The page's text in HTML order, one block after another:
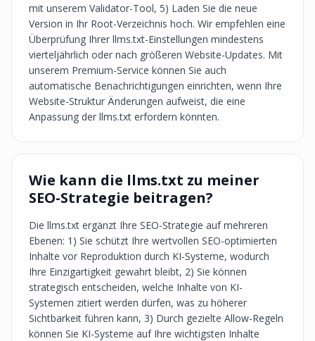
mit unserem Validator-Tool, 5) Laden Sie die neue
Version in Ihr Root-Verzeichnis hoch. Wir empfehlen eine
Überprüfung Ihrer llms.txt-Einstellungen mindestens
vierteljährlich oder nach größeren Website-Updates. Mit
unserem Premium-Service können Sie auch
automatische Benachrichtigungen einrichten, wenn Ihre
Website-Struktur Änderungen aufweist, die eine
Anpassung der llms.txt erfordern könnten.
Wie kann die llms.txt zu meiner
SEO-Strategie beitragen?
Die llms.txt ergänzt Ihre SEO-Strategie auf mehreren
Ebenen: 1) Sie schützt Ihre wertvollen SEO-optimierten
Inhalte vor Reproduktion durch KI-Systeme, wodurch
Ihre Einzigartigkeit gewahrt bleibt, 2) Sie können
strategisch entscheiden, welche Inhalte von KI-
Systemen zitiert werden dürfen, was zu höherer
Sichtbarkeit führen kann, 3) Durch gezielte Allow-Regeln
können Sie KI-Systeme auf Ihre wichtigsten Inhalte